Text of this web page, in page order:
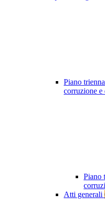
Piano
corruzione e
Piano
Atti generali